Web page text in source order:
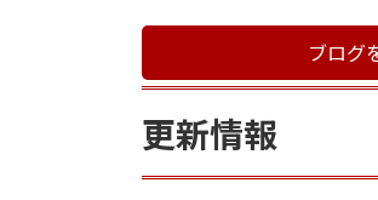
ブログ
更新情報